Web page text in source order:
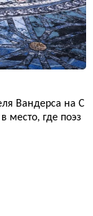
Вандерса на C
место, где поэз